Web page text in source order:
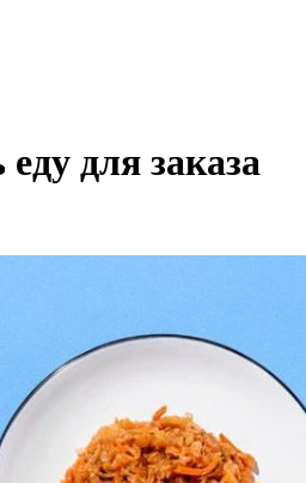
для заказа